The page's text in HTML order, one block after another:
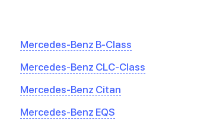
Mercedes-Benz B-Class
Mercedes-Benz CLC-Class
Mercedes-Benz Citan
Mercedes-Benz EQS